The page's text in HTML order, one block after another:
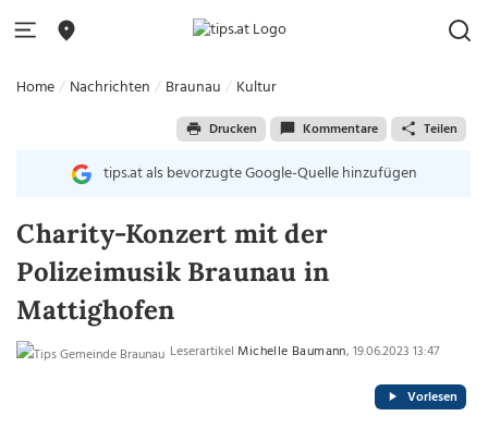
Home Nachrichten Braunau Kultur
Drucken Kommentare Teilen
tips.at als bevorzugte Google-Quelle hinzufügen
Charity-Konzert mit der
Polizeimusik Braunau in
Mattighofen
LeserartikelMichelle Baumann, 19.06.2023 13:47
Vorlesen